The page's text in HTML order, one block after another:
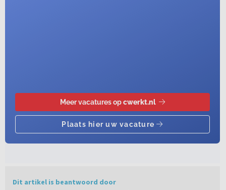
Dit artikel is beantwoord door